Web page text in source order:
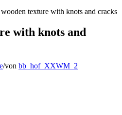
texture with knots and cracks
with knots and
/von bb_hof_XXWM_2